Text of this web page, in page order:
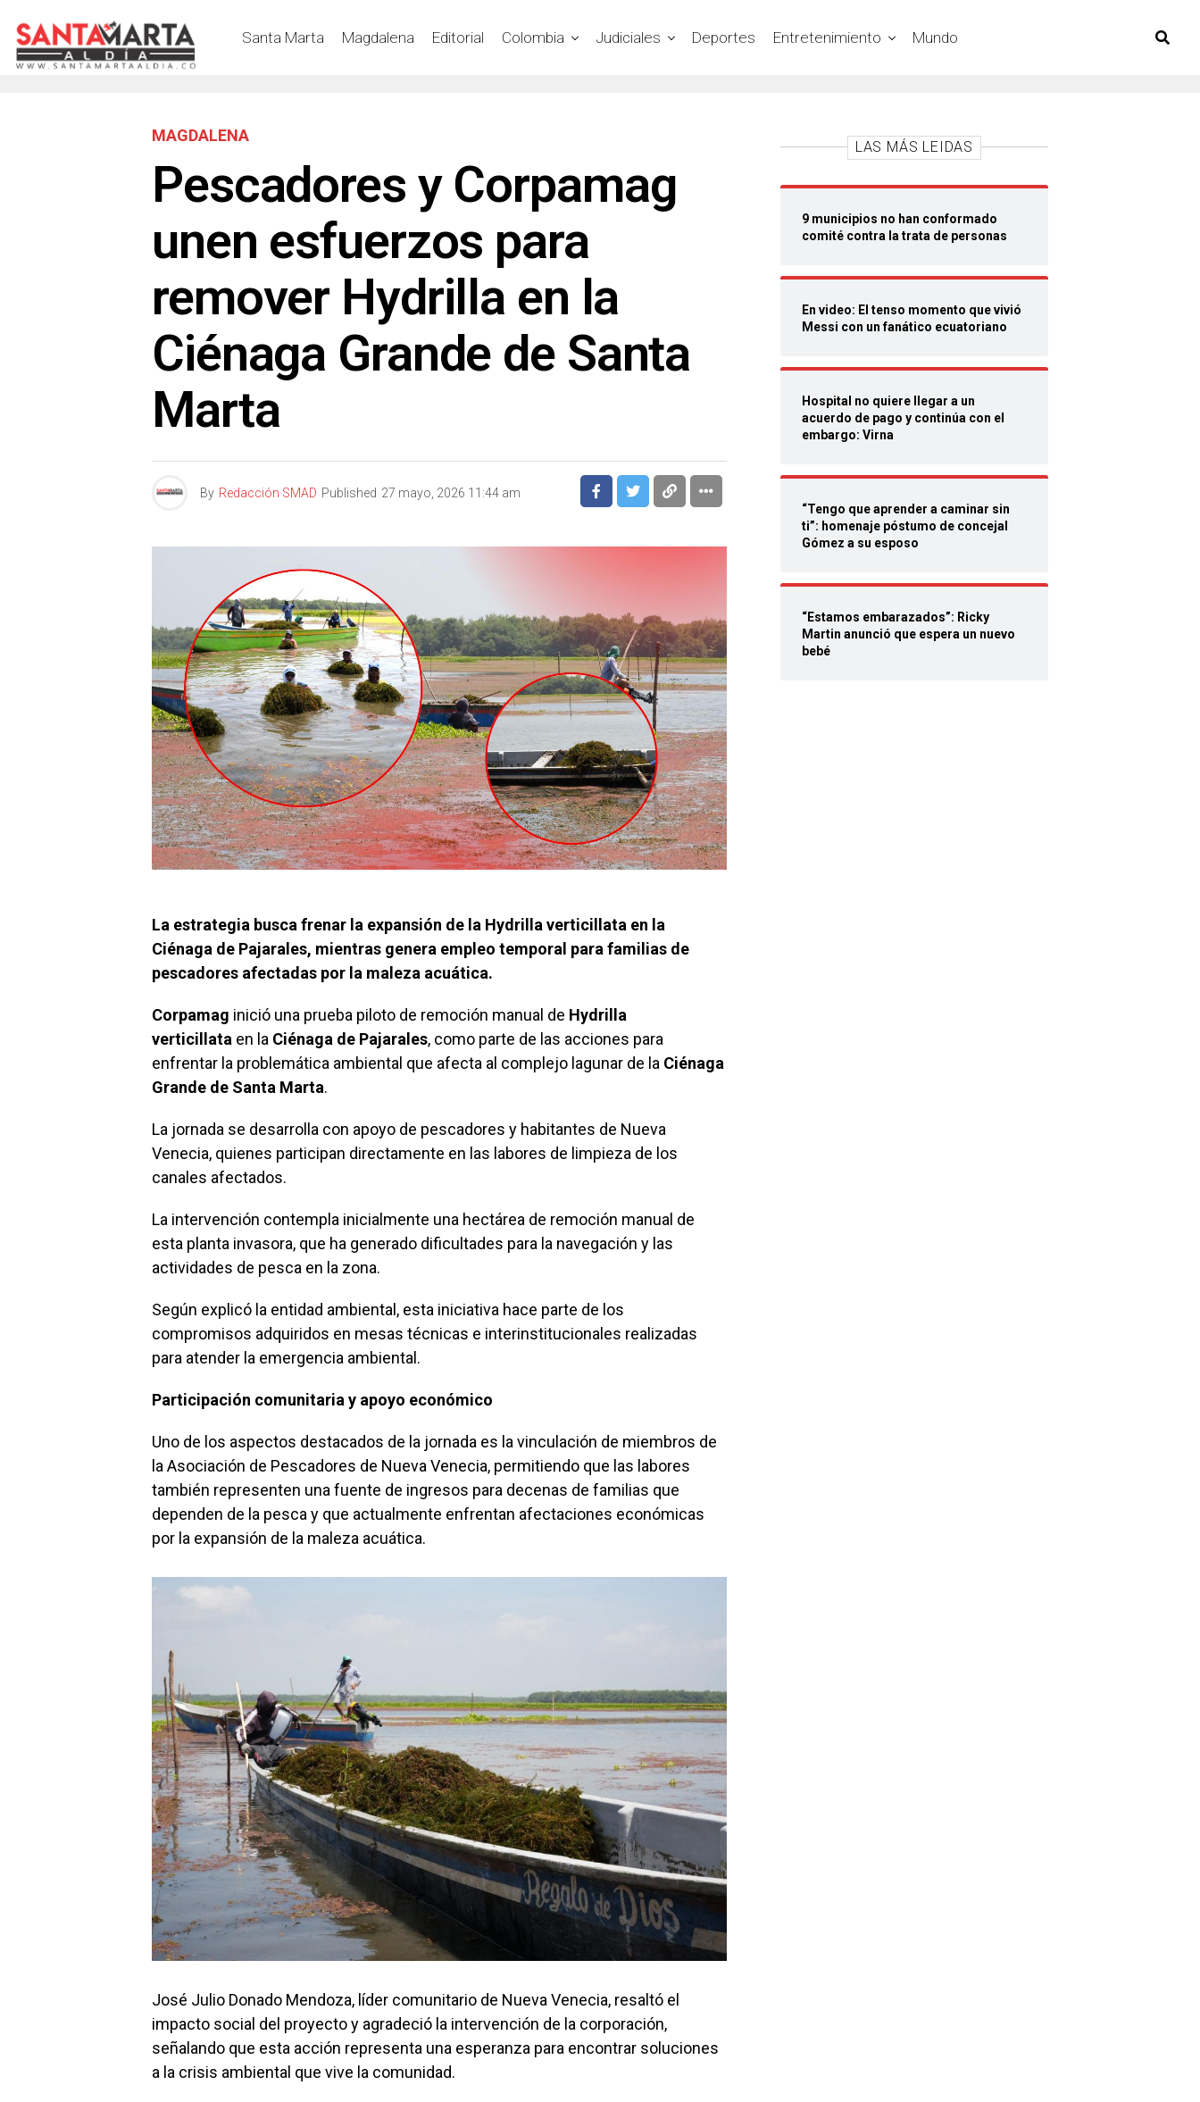
Santa Marta Magdalena Editorial Colombia Judiciales Deportes Entretenimiento Mundo
MAGDALENA
Pescadores y Corpamag
unen esfuerzos para
remover Hydrilla en la
Ciénaga Grande de Santa
Marta
By Redacción SMAD Published 27 mayo, 2026 11:44 am
La estrategia busca frenar la expansión de la Hydrilla verticillata en la
Ciénaga de Pajarales, mientras genera empleo temporal para familias de
pescadores afectadas por la maleza acuática.
Corpamag inició una prueba piloto de remoción manual de Hydrilla
verticillata en la Ciénaga de Pajarales, como parte de las acciones para
enfrentar la problemática ambiental que afecta al complejo lagunar de la Ciénaga
Grande de Santa Marta.
La jornada se desarrolla con apoyo de pescadores y habitantes de Nueva
Venecia, quienes participan directamente en las labores de limpieza de los
canales afectados.
La intervención contempla inicialmente una hectárea de remoción manual de
esta planta invasora, que ha generado dificultades para la navegación y las
actividades de pesca en la zona.
Según explicó la entidad ambiental, esta iniciativa hace parte de los
compromisos adquiridos en mesas técnicas e interinstitucionales realizadas
para atender la emergencia ambiental.
Participación comunitaria y apoyo económico
Uno de los aspectos destacados de la jornada es la vinculación de miembros de
la Asociación de Pescadores de Nueva Venecia, permitiendo que las labores
también representen una fuente de ingresos para decenas de familias que
dependen de la pesca y que actualmente enfrentan afectaciones económicas
por la expansión de la maleza acuática.
José Julio Donado Mendoza, líder comunitario de Nueva Venecia, resaltó el
impacto social del proyecto y agradeció la intervención de la corporación,
señalando que esta acción representa una esperanza para encontrar soluciones
a la crisis ambiental que vive la comunidad.
LAS MÁS LEIDAS
9 municipios no han conformado
comité contra la trata de personas
En video: El tenso momento que vivió
Messi con un fanático ecuatoriano
Hospital no quiere llegar a un
acuerdo de pago y continúa con el
embargo: Virna
“Tengo que aprender a caminar sin
ti”: homenaje póstumo de concejal
Gómez a su esposo
“Estamos embarazados”: Ricky
Martin anunció que espera un nuevo
bebé